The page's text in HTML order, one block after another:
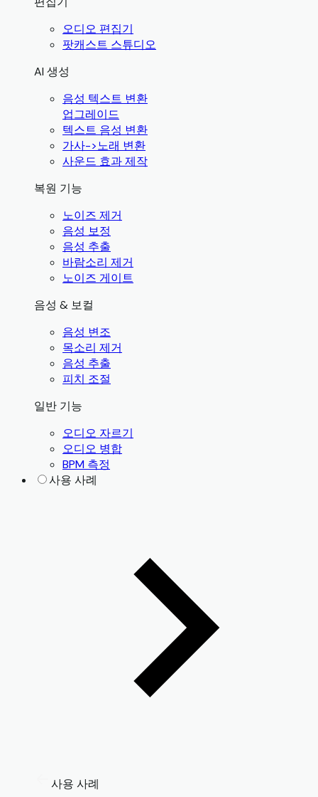
오디오 편집기
팟캐스트 스튜디오
AI 생성
음성 텍스트 변환
업그레이드
텍스트 음성 변환
가사->노래 변환
사운드 효과 제작
복원 기능
노이즈 제거
음성 보정
음성 추출
바람소리 제거
노이즈 게이트
음성 & 보컬
음성 변조
목소리 제거
음성 추출
피치 조절
일반 기능
오디오 자르기
오디오 병합
BPM 측정
사용 사례
사용 사례